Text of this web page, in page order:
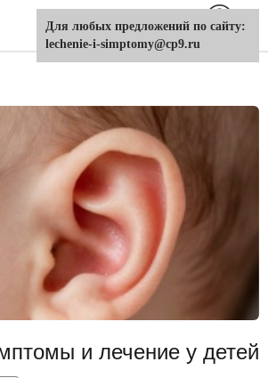
и лечение у детей
Для любых предложений по сайту:
lechenie-i-simptomy@cp9.ru